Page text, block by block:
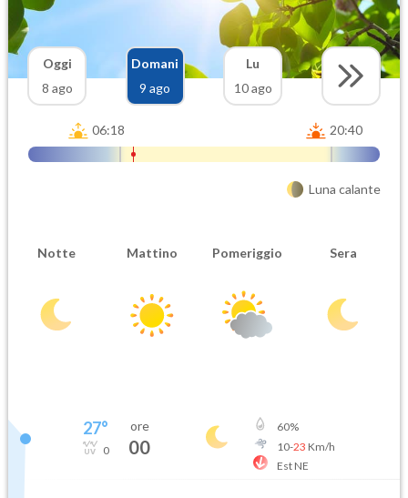
Oggi
8 ago
Domani
9 ago
Lu
10 ago
06:18 20:40
Luna calante
Notte Mattino Pomeriggio Sera
27°
0
ore
00
60%
10-23 Km/h
Est NE